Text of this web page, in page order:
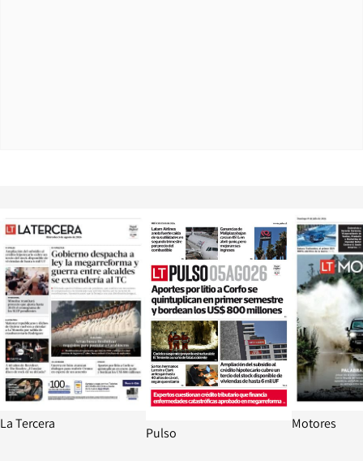
La Tercera
Opens in
Pulso
Motores